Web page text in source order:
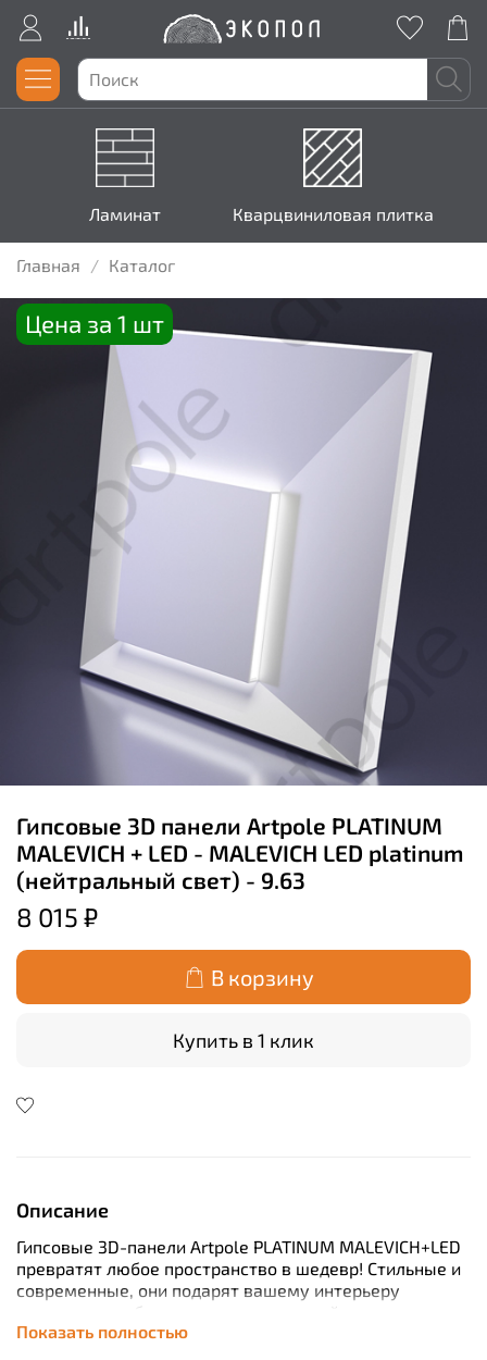
Ламинат Кварцвиниловая плитка
Главная Каталог
Цена за 1 шт
Гипсовые 3D панели Artpole PLATINUM
MALEVICH + LED - MALEVICH LED platinum
(нейтральный свет) - 9.63
8 015 ₽
В корзину
Купить в 1 клик
Описание
Гипсовые 3D-панели Artpole PLATINUM MALEVICH+LED
превратят любое пространство в шедевр! Стильные и
современные, они подарят вашему интерьеру
уникальность благодаря светодиодной подсветке.
Нейтральное освещение создаст уютную атмосферу
Показать полностью